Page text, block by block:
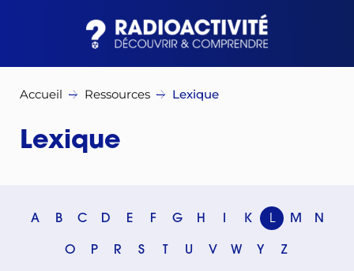
Accueil Ressources Lexique
Lexique
A B C D E F G H K L M N
O P R S U V W Y Z